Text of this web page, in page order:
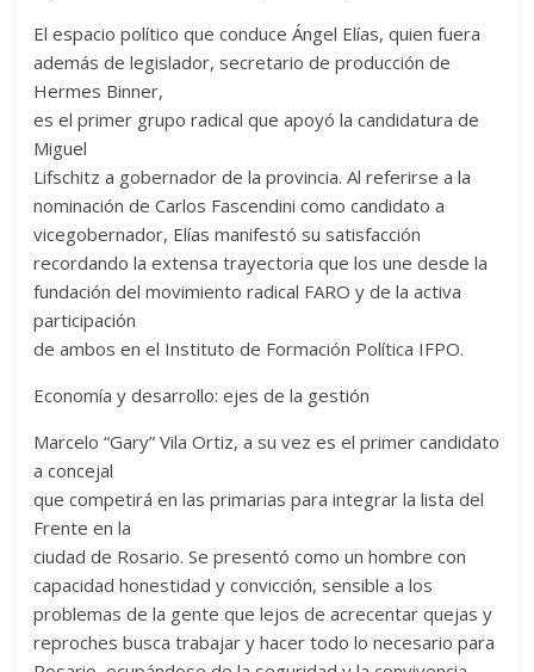
El espacio político que conduce Ángel Elías, quien fuera
además de legislador, secretario de producción de
Hermes Binner,
es el primer grupo radical que apoyó la candidatura de
Miguel
Lifschitz a gobernador de la provincia. Al referirse a la
nominación de Carlos Fascendini como candidato a
vicegobernador, Elías manifestó su satisfacción
recordando la extensa trayectoria que los une desde la
fundación del movimiento radical FARO y de la activa
participación
de ambos en el Instituto de Formación Política IFPO.
Economía y desarrollo: ejes de la gestión
Marcelo “Gary” Vila Ortiz, a su vez es el primer candidato
a concejal
que competirá en las primarias para integrar la lista del
Frente en la
ciudad de Rosario. Se presentó como un hombre con
capacidad honestidad y convicción, sensible a los
problemas de la gente que lejos de acrecentar quejas y
reproches busca trabajar y hacer todo lo necesario para